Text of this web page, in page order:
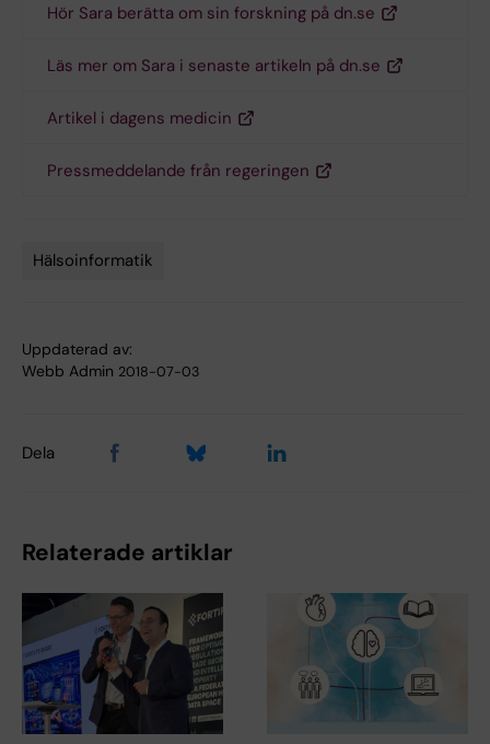
Hör Sara berätta om sin forskning på dn.se
Läs mer om Sara i senaste artikeln på dn.se
Artikel i dagens medicin
Pressmeddelande från regeringen
Hälsoinformatik
Uppdaterad av:
Webb Admin 2018-07-03
Dela
Relaterade artiklar